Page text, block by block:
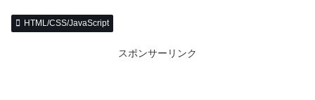
HTML/CSS/JavaScript
スポンサーリンク